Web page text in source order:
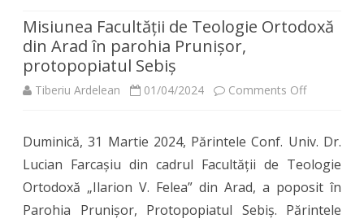
Misiunea Facultății de Teologie Ortodoxă
din Arad în parohia Prunișor,
protopopiatul Sebiș
Tiberiu Ardelean 01/04/2024 Comments Offon
Facultății
Teologie
Duminică, 31 Martie 2024, Părintele Conf. Univ. Dr.
Lucian Farcașiu din cadrul Facultății de Teologie
Ortodoxă „Ilarion V. Felea” din Arad, a poposit în
Parohia Prunișor, Protopopiatul Sebiș. Părintele